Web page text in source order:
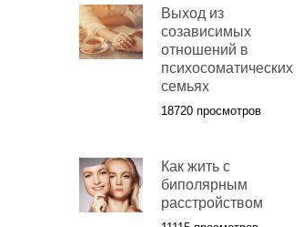
Выход из
созависимых
отношений в
психосоматических
семьях
18720 просмотров
Как жить с
биполярным
расстройством